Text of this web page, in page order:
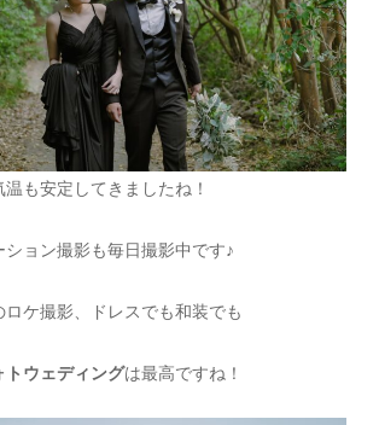
も安定してきましたね！
ション撮影も毎日撮影中です♪
ケ撮影、ドレスでも和装でも
トウェディングは最高ですね！